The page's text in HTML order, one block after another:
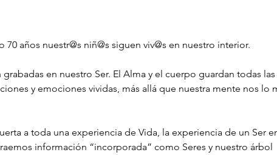
70 años nuestr@s niñ@s siguen viv@s en nuestro interior.
grabadas en nuestro Ser. El Alma y el cuerpo guardan todas las
y emociones vividas, más allá que nuestra mente nos lo
a toda una experiencia de Vida, la experiencia de un Ser
información “incorporada” como Seres y nuestro árbol